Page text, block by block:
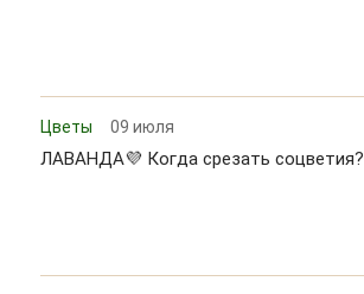
Цветы 09 июля
ЛАВАНДА💜 Когда срезать соцветия?